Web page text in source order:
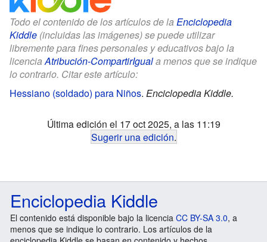
Todo el contenido de los artículos de la Enciclopedia
Kiddle (incluidas las imágenes) se puede utilizar
libremente para fines personales y educativos bajo la
licenciaAtribución-CompartirIguala menos que se indique
lo contrario. Citar este artículo:
Hessiano (soldado) para Niños. Enciclopedia Kiddle.
Última edición el 17 oct 2025, a las 11:19
Sugerir una edición.
Enciclopedia Kiddle
El contenido está disponible bajo la licencia CC BY-SA 3.0, a
menos que se indique lo contrario. Los artículos de la